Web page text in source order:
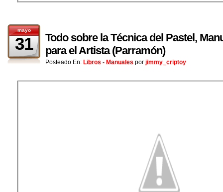
mayo
31
Todo sobre la Técnica del Pastel,
para el Artista (Parramón)
Posteado En: Libros - Manuales por jimmy_criptoy